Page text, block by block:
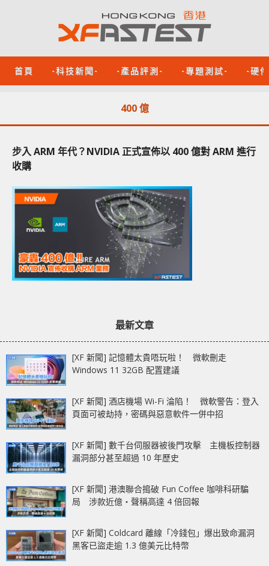
首頁 -科技新聞- -產品評測- -專題測試- -硬
400 億
步入 ARM 年代？NVIDIA 正式宣佈以 400 億對 ARM 進行
收購
最新文章
[XF 新聞] 記憶體太貴唔玩啦！ 微軟刪走
Windows 11 32GB 配置建議
[XF 新聞] 酒店機場 Wi-Fi 淪陷！ 微軟警告：登入
頁面可被劫持，密碼與惡意軟件一併中招
[XF 新聞] 數千台伺服器被後門攻擊 主機板控制器
漏洞部分甚至超過 10 年歷史
[XF 新聞] 港澳聯合搗破 Fun Coffee 咖啡科研騙
局 涉款近億‧聲稱高達 4 倍回報
[XF 新聞] Coldcard 離線「冷錢包」爆出致命漏洞
黑客已盜走逾 1.3 億美元比特幣